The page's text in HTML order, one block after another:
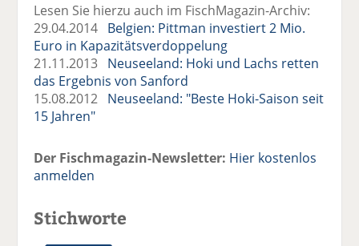
Lesen Sie hierzu auch im FischMagazin-Archiv:
29.04.2014 Belgien: Pittman investiert 2 Mio.
Euro in Kapazitätsverdoppelung
21.11.2013 Neuseeland: Hoki und Lachs retten
das Ergebnis von Sanford
15.08.2012 Neuseeland: "Beste Hoki-Saison seit
15 Jahren"
Der Fischmagazin-Newsletter: Hier kostenlos
anmelden
Stichworte